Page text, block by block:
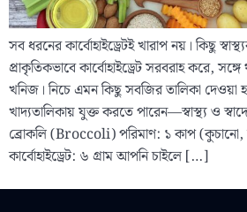
সব ধরনের কার্বোহাইড্রেটই খারাপ নয়। কিছু
প্রাকৃতিকভাবে কার্বোহাইড্রেট সরবরাহ করে,
খনিজ। নিচে এমন কিছু সবজির তালিকা
খাদ্যতালিকায় যুক্ত করতে পারেন—স্বাস্থ্য ও
ব্রোকলি (Broccoli) পরিমাণ: ১ কাপ (কুচানো,
কার্বোহাইড্রেট: ৬ গ্রাম আপনি চাইলে […]